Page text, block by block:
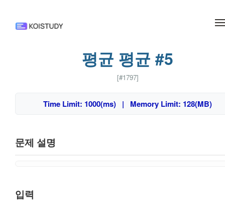
평균 평균 #5
[#1797]
Time Limit: 1000(ms) | Memory Limit: 128(MB)
문제 설명
입력